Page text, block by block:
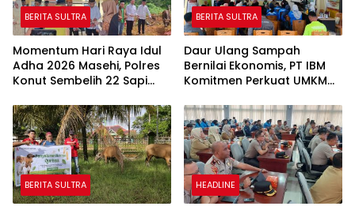
BERITA SULTRA
Momentum Hari Raya Idul
Adha 2026 Masehi, Polres
Konut Sembelih 22 Sapi
BERITA SULTRA
Daur Ulang Sampah
Bernilai Ekonomis, PT IBM
Komitmen Perkuat UMKM
BERITA SULTRA HEADLINE